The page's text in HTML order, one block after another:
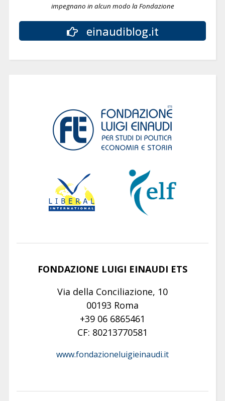
impegnano in alcun modo la Fondazione
einaudiblog.it
FONDAZIONE LUIGI EINAUDI ETS
Via della Conciliazione, 10
00193 Roma
+39 06 6865461
CF: 80213770581
www.fondazioneluigieinaudi.it